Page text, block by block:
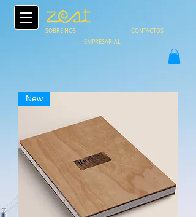
SOBRE NÓS CONTACTOS
EMPRESARIAL
New